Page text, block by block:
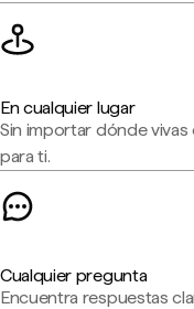
En cualquier lugar
Sin importar dónde vivas
para ti.
Cualquier pregunta
Encuentra respuestas